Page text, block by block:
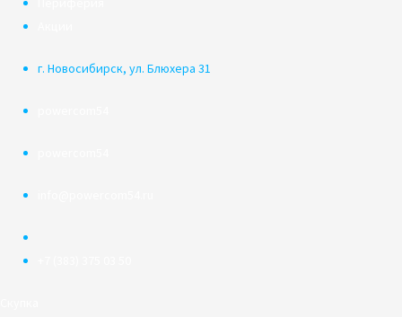
г. Новосибирск, ул. Блюхера 31